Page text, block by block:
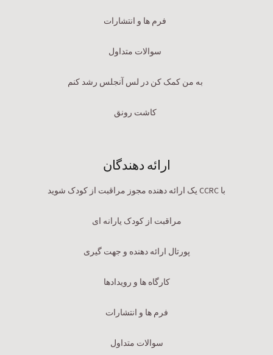
فرم ها و انتشارات
سوالات متداول
به من کمک کن در لس آنجلس رشد کنم
کاشت رونق
ارائه دهندگان
با CCRC یک ارائه دهنده مجوز مراقبت از کودک شوید
مراقبت از کودک یارانه ای
پورتال ارائه دهنده و جهت گیری
کارگاه ها و رویدادها
فرم ها و انتشارات
سوالات متداول